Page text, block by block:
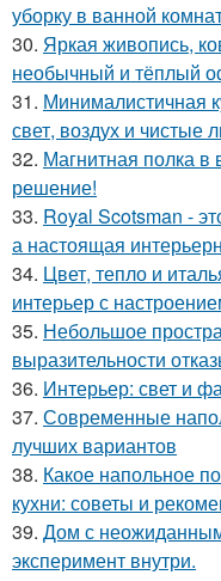
уборку в ванной
30. Яркая живопись,
необычный и тёплый
31. Минималистичная
свет, воздух и чистые
32. Магнитная полка в
решение!
33. Royal Scotsman -
а настоящая
34. Цвет, тепло и
интерьер с
35. Небольшое
выразительности
36. Интерьер: свет и
37. Современные
лучших вариантов
38. Какое напольное
кухни: советы и
39. Дом с
эксперимент внутри.